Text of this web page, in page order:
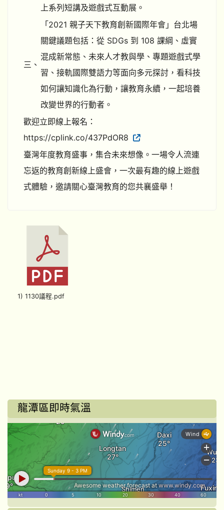
上系列短講及遊戲式互動展。
三、
「2021 親子天下教育創新國際年會」台北場
關鍵議題包括：從 SDGs 到 108 課綱、虛實
混成新常態、未來人才教與學、專題遊戲式學
習、接軌國際雙語力等面向多元探討，看科技
如何讓知識化為行動，讓教育永續，一起培養
改變世界的行動者。
歡迎立即線上報名：
https://cplink.co/437PdOR8
臺灣年度教育盛事，集合未來想像。一場令人流連
忘返的教育創新線上盛會，一次最有趣的線上遊戲
式體驗，邀請關心臺灣教育的您共襄盛舉！
1) 1130議程.pdf
龍潭區即時氣溫